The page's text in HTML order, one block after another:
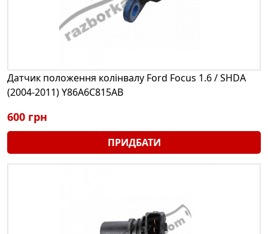
Датчик положення колінвалу Ford Focus 1.6 / SHDA
(2004-2011) Y86A6C815AB
600 грн
ПРИДБАТИ